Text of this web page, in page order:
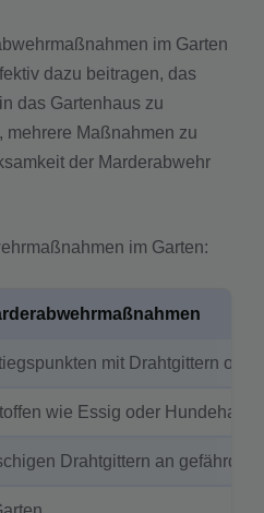
im Garten
dazu beitragen, das
das Gartenhaus zu
mehrere Maßnahmen zu
der Marderabwehr
im Garten:
mit Drahtgittern oder
wie Essig oder
Drahtgittern an